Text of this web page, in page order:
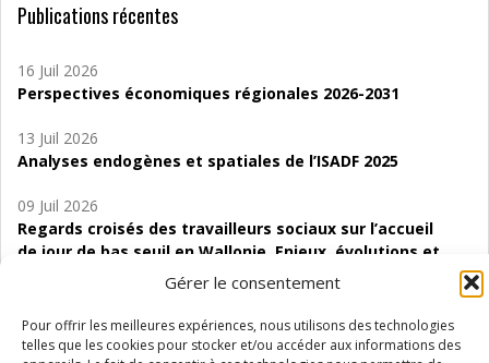
Gérer le consentement
Pour offrir les meilleures expériences, nous utilisons des technologies
telles que les cookies pour stocker et/ou accéder aux informations des
Publications récentes
16 Juil 2026
Perspectives économiques régionales 2026-2031
13 Juil 2026
Analyses endogènes et spatiales de l’ISADF 2025
09 Juil 2026
Regards croisés des travailleurs sociaux sur l’accueil
de jour de bas seuil en Wallonie. Enjeux, évolutions et
06 Juil 2026
Étude d’évaluabilité des Structures